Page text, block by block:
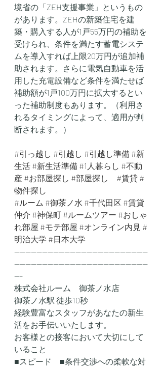
境省の「ZEH支援事業」というもの
があります。ZEHの新築住宅を建
築・購入する人が1戸55万円の補助を
受けられ、条件を満たす蓄電システ
ムを導入すれば上限20万円が追加補
助されます。さらに電気自動車を活
用した充電設備など条件を満たせば
補助額が1戸100万円に拡大するとい
った補助制度もあります。（利用さ
れるタイミングによって、適用が判
断されます。）
#引っ越し #引越し #引越し準備 #新
生活 #新生活準備 #1人暮らし #不動
産 #お部屋探し #部屋探し #賃貸 #
物件探し
#ルーム #御茶ノ水 #千代田区 #賃貸
仲介 #神保町 #ルームツアー #おしゃ
れ部屋 #モテ部屋 #オンライン内見 #
明治大学 #日本大学
------------------------------------------------
------------------------------------------------
---
株式会社ルーム　御茶ノ水店
御茶ノ水駅 徒歩10秒
経験豊富なスタッフがあなたの新生
活をお手伝いいたします。
お客様との接客において大切にして
いること
■スピード　■条件交渉への柔軟な対